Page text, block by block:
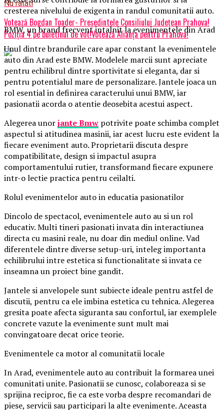
Nu ratati
Votează Bogdan Toader- Președintele Consiliului Județean Prahova!
Poziția 4 pe buletinul de vot!Votează Alianța pentru Prahova!
cresterea nivelului de exigenta in randul comunitatii auto.
BMW, un brand frecvent intalnit la evenimentele din Arad
Unul dintre brandurile care apar constant la evenimentele
auto din Arad este BMW. Modelele marcii sunt apreciate
pentru echilibrul dintre sportivitate si eleganta, dar si
pentru potentialul mare de personalizare. Jantele joaca un
rol esential in definirea caracterului unui BMW, iar
pasionatii acorda o atentie deosebita acestui aspect.
Alegerea unorjante Bmw potrivite poate schimba complet
aspectul si atitudinea masinii, iar acest lucru este evident la
fiecare eveniment auto. Proprietarii discuta despre
compatibilitate, design si impactul asupra
comportamentului rutier, transformand fiecare expunere
intr-o lectie practica pentru ceilalti.
Rolul evenimentelor auto in educatia pasionatilor
Dincolo de spectacol, evenimentele auto au si un rol
educativ. Multi tineri pasionati invata din interactiunea
directa cu masini reale, nu doar din mediul online. Vad
diferentele dintre diverse setup-uri, inteleg importanta
echilibrului intre estetica si functionalitate si invata ce
inseamna un proiect bine gandit.
Jantele si anvelopele sunt subiecte ideale pentru astfel de
discutii, pentru ca ele imbina estetica cu tehnica. Alegerea
gresita poate afecta siguranta sau confortul, iar exemplele
concrete vazute la evenimente sunt mult mai
convingatoare decat orice teorie.
Evenimentele ca motor al comunitatii locale
In Arad, evenimentele auto au contribuit la formarea unei
comunitati unite. Pasionatii se cunosc, colaboreaza si se
sprijina reciproc, fie ca este vorba despre recomandari de
piese, servicii sau participari la alte evenimente. Aceasta